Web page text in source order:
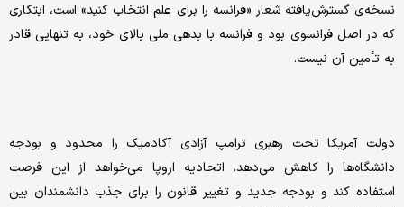
نسخه‌ی گسترش‌یافته‌ شعار «فرانسه را برای علم انتخاب کنید» است، ابتکاری
که در اصل فرانسوی بود و فرانسه با بدهی ملی بالای خود، به تنهایی قادر
به تأمین آن نیست.
دولت آمریکا تحت رهبری ترامپ آزادی آکادمیک را محدود و بودجه
دانشگاه‌ها را کاهش می‌دهد. اتحادیه اروپا می‌خواهد از این فرصت
استفاده کند و بودجه جدید و تغییر قانون را برای جذب دانشمندان بین